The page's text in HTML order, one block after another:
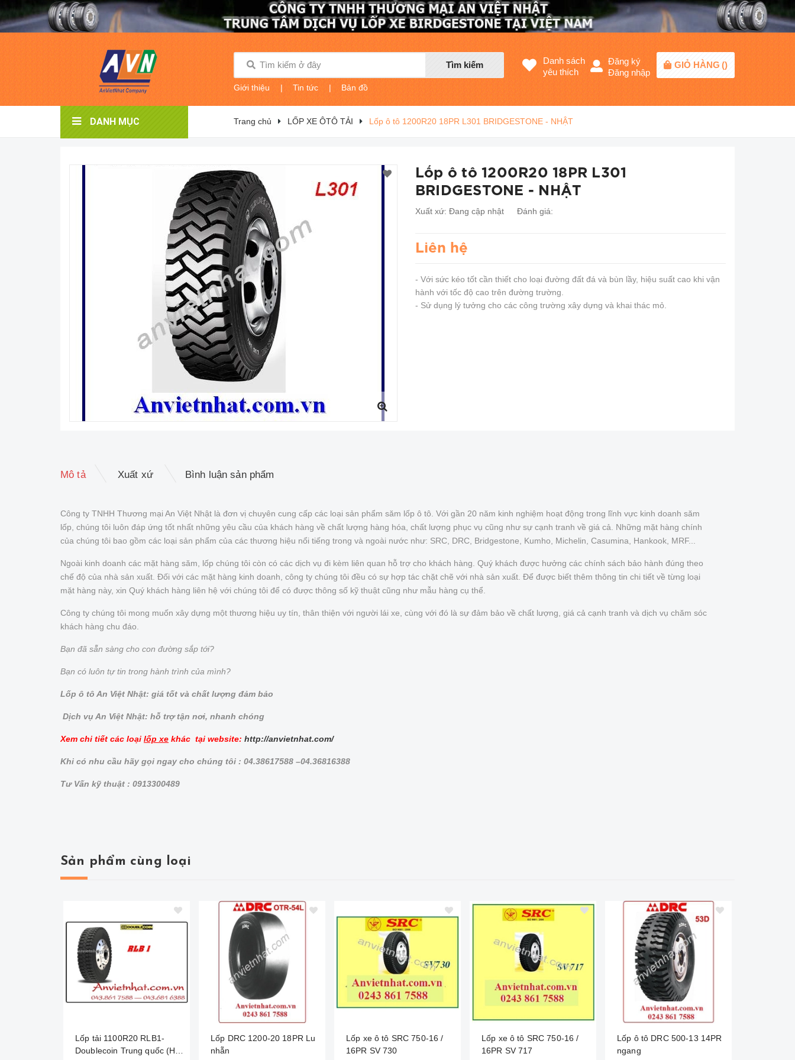
Tìm kiếm
Giới thiệu | Tin tức | Bản đồ
Danh sách
yêu thích
Đăng ký
Đăng nhập
GIỎ HÀNG ()
DANH MỤC Trang chủ LỐP XE ÔTÔ TẢI Lốp ô tô 1200R20 18PR L301 BRIDGESTONE - NHẬT
Lốp ô tô 1200R20 18PR L301
BRIDGESTONE - NHẬT
Xuất xứ: Đang cập nhật Đánh giá:
Liên hệ
- Với sức kéo tốt cần thiết cho loại đường đất đá và bùn lầy, hiệu suất cao khi vận
hành với tốc độ cao trên đường trường.
- Sử dụng lý tưởng cho các công trường xây dựng và khai thác mỏ.
Mô tả Xuất xứ Bình luận sản phẩm
Công ty TNHH Thương mại An Việt Nhật là đơn vị chuyên cung cấp các loại sản phẩm săm lốp ô tô. Với gần 20 năm kinh nghiệm hoạt động trong lĩnh vực kinh doanh săm
lốp, chúng tôi luôn đáp ứng tốt nhất những yêu cầu của khách hàng về chất lượng hàng hóa, chất lượng phục vụ cũng như sự cạnh tranh về giá cả. Những mặt hàng chính
của chúng tôi bao gồm các loại sản phẩm của các thương hiệu nổi tiếng trong và ngoài nước như: SRC, DRC, Bridgestone, Kumho, Michelin, Casumina, Hankook, MRF...
Ngoài kinh doanh các mặt hàng săm, lốp chúng tôi còn có các dịch vụ đi kèm liên quan hỗ trợ cho khách hàng. Quý khách được hưởng các chính sách bảo hành đúng theo
chế độ của nhà sản xuất. Đối với các mặt hàng kinh doanh, công ty chúng tôi đều có sự hợp tác chặt chẽ với nhà sản xuất. Để được biết thêm thông tin chi tiết về từng loại
mặt hàng này, xin Quý khách hàng liên hệ với chúng tôi để có được thông số kỹ thuật cũng như mẫu hàng cụ thể.
Công ty chúng tôi mong muốn xây dựng một thương hiệu uy tín, thân thiện với người lái xe, cùng với đó là sự đảm bảo về chất lượng, giá cả cạnh tranh và dịch vụ chăm sóc
khách hàng chu đáo.
Bạn đã sẵn sàng cho con đường sắp tới?
Bạn có luôn tự tin trong hành trình của mình?
Lốp ô tô An Việt Nhật: giá tốt và chất lượng đảm bảo
Dịch vụ An Việt Nhật: hỗ trợ tận nơi, nhanh chóng
Xem chi tiết các loại lốp xe khác tại website: http://anvietnhat.com/
Khi có nhu cầu hãy gọi ngay cho chúng tôi : 04.38617588 –04.36816388
Tư Vấn kỹ thuật : 0913300489
Sản phẩm cùng loại
Lốp tải 1100R20 RLB1-
Doublecoin Trung quốc (Hai
Lốp DRC 1200-20 18PR Lu
nhẵn
Lốp xe ô tô SRC 750-16 /
16PR SV 730
Lốp xe ô tô SRC 750-16 /
16PR SV 717
Lốp ô tô DRC 500-13 14PR
ngang